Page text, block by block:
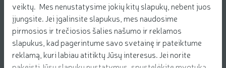
veiktų. Mes nenustatysime jokių kitų slapukų, nebent juos
įjungsite. Jei įgalinsite slapukus, mes naudosime
pirmosios ir trečiosios šalies našumo ir reklamos
slapukus, kad pagerintume savo svetainę ir pateiktume
reklamą, kuri labiau atitiktų Jūsų interesus. Jei norite